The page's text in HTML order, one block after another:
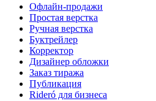
Офлайн-продажи
Простая верстка
Ручная верстка
Буктрейлер
Корректор
Дизайнер обложки
Заказ тиража
Публикация
Rideró для бизнеса